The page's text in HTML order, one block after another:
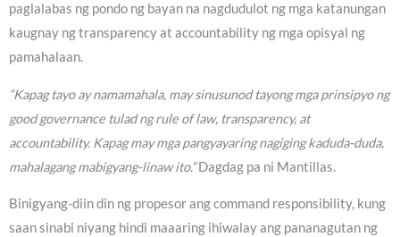
paglalabas ng pondo ng bayan na nagdudulot ng mga katanungan
kaugnay ng transparency at accountability ng mga opisyal ng
pamahalaan.
“Kapag tayo ay namamahala, may sinusunod tayong mga prinsipyo ng
good governance tulad ng rule of law, transparency, at
accountability. Kapag may mga pangyayaring nagiging kaduda-duda,
mahalagang mabigyang-linaw ito.”Dagdag pa ni Mantillas.
Binigyang-diin din ng propesor ang command responsibility, kung
saan sinabi niyang hindi maaaring ihiwalay ang pananagutan ng